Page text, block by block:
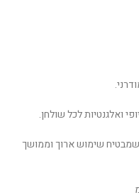
ואלגנטיות לכל שולחן.
שמבטיח שימוש ארוך וממושך